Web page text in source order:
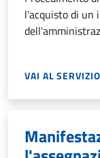
l'acquisto di un
VAI AL SERVIZIO